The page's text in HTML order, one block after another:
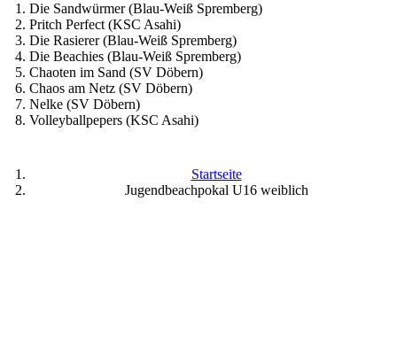
Die Sandwürmer (Blau-Weiß Spremberg)
Pritch Perfect (KSC Asahi)
Die Rasierer (Blau-Weiß Spremberg)
Die Beachies (Blau-Weiß Spremberg)
Chaoten im Sand (SV Döbern)
Chaos am Netz (SV Döbern)
Nelke (SV Döbern)
Volleyballpepers (KSC Asahi)
Startseite
Jugendbeachpokal U16 weiblich